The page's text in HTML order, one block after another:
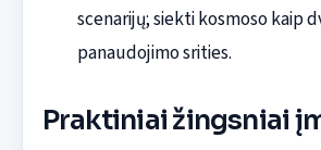
scenarijų; siekti kosmoso kaip
panaudojimo srities.
Praktiniai žingsniai